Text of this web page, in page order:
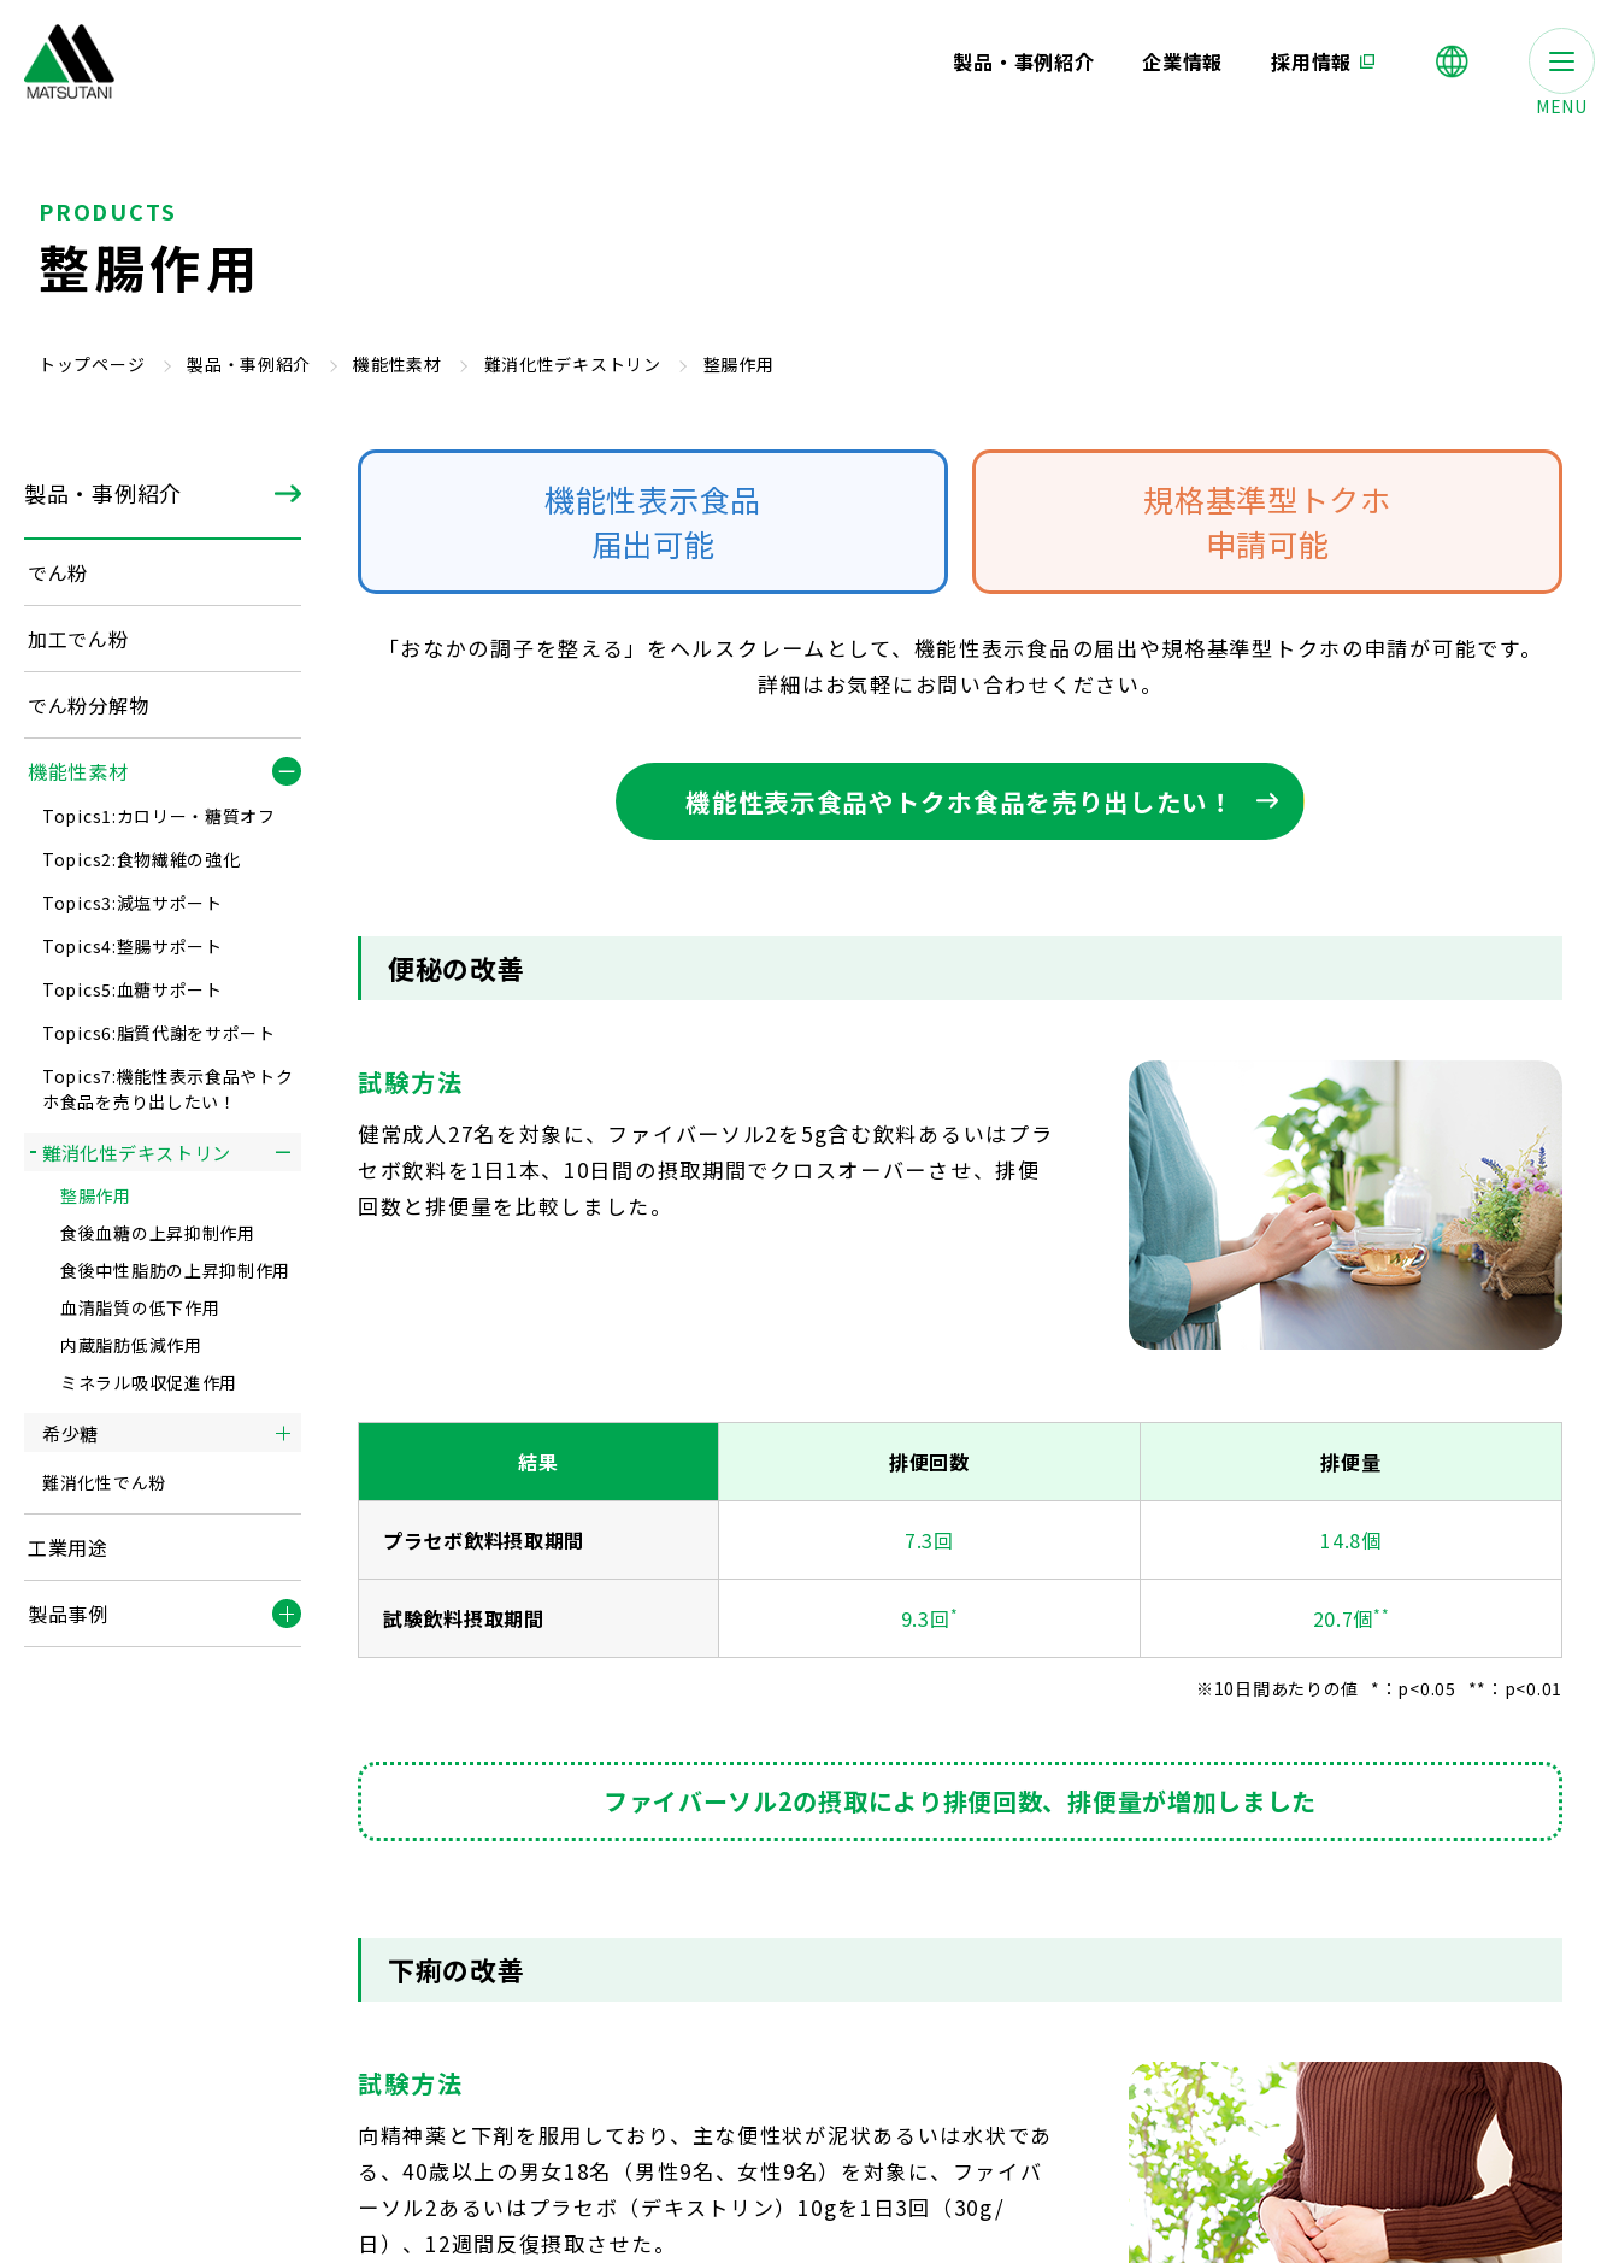
製品・事例紹介 企業情報 採用情報
MENU
PRODUCTS
整腸作用
トップページ 製品・事例紹介 機能性素材 難消化性デキストリン 整腸作用
機能性表示食品
届出可能
規格基準型トクホ
申請可能
「おなかの調子を整える」をヘルスクレームとして、機能性表示食品の届出や規格基準型トクホの申請が可能です。
詳細はお気軽にお問い合わせください。
機能性表示食品やトクホ食品を売り出したい！
便秘の改善
試験方法
健常成人27名を対象に、ファイバーソル2を5g含む飲料あるいはプラ
セボ飲料を1日1本、10日間の摂取期間でクロスオーバーさせ、排便
回数と排便量を比較しました。
結果 排便回数 排便量
プラセボ飲料摂取期間 7.3回 14.8個
試験飲料摂取期間 9.3回* 20.7個**
※10日間あたりの値 *：p<0.05 **：p<0.01
ファイバーソル2の摂取により排便回数、排便量が増加しました
下痢の改善
試験方法
向精神薬と下剤を服用しており、主な便性状が泥状あるいは水状であ
る、40歳以上の男女18名（男性9名、女性9名）を対象に、ファイバ
ーソル2あるいはプラセボ（デキストリン）10gを1日3回（30g/
日）、12週間反復摂取させた。
製品・事例紹介
でん粉
加工でん粉
でん粉分解物
機能性素材
Topics1:カロリー・糖質オフ
Topics2:食物繊維の強化
Topics3:減塩サポート
Topics4:整腸サポート
Topics5:血糖サポート
Topics6:脂質代謝をサポート
Topics7:機能性表示食品やトク
ホ食品を売り出したい！
難消化性デキストリン
整腸作用
食後血糖の上昇抑制作用
食後中性脂肪の上昇抑制作用
血清脂質の低下作用
内蔵脂肪低減作用
ミネラル吸収促進作用
希少糖
難消化性でん粉
工業用途
製品事例